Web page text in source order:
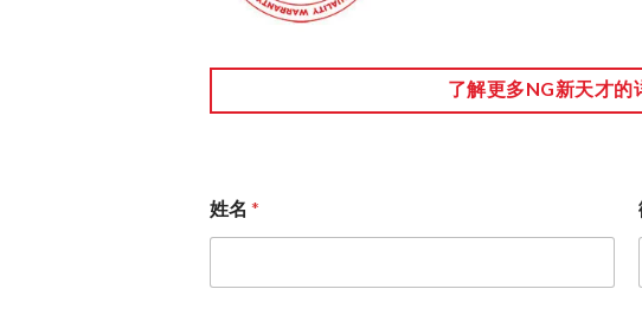
了解更多NG新天才的
姓名 *